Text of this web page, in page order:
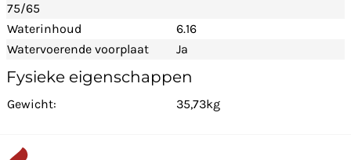
75/65
Waterinhoud
6.16
Watervoerende voorplaat
Ja
Fysieke eigenschappen
Gewicht: 35,73kg